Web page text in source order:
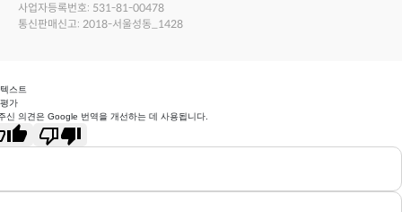
사업자등록번호: 531-81-00478
통신판매신고: 2018-서울성동_1428
스트
가
신 의견은 Google 번역을 개선하는 데 사용됩니다.